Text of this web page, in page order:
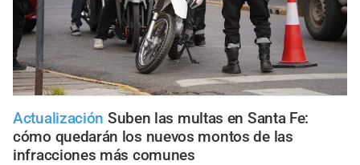
Actualización Suben las multas en Santa Fe:
cómo quedarán los nuevos montos de las
infracciones más comunes